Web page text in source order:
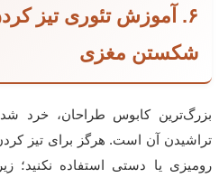
۶. آموزش تئوری تیز
شکستن مغزی
بزرگ‌ترین کابوس طراحان، خرد
تراشیدن آن است. هرگز برای تیز
رومیزی یا دستی استفاده نکنید؛